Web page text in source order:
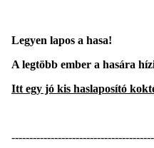
Legyen lapos a hasa!
A legtöbb ember a hasára
Itt egy jó kis haslaposító